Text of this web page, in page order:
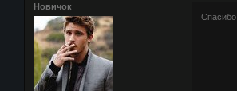
Новичок